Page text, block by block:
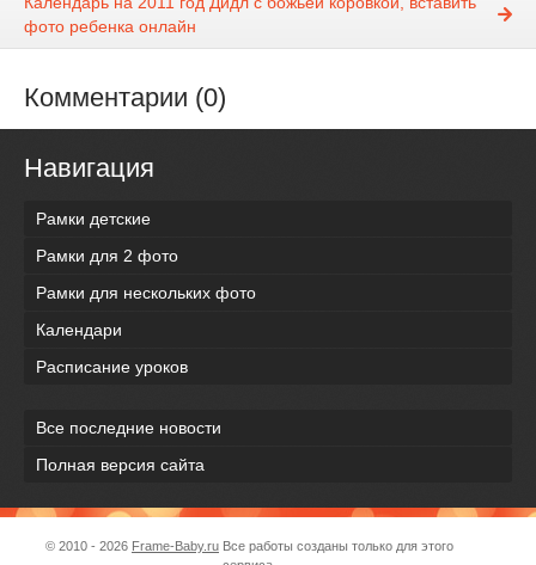
фото ребенка онлайн
Комментарии (0)
Навигация
Рамки детские
Рамки для 2 фото
Рамки для нескольких фото
Календари
Расписание уроков
Все последние новости
Полная версия сайта
© 2010 - 2026 Frame-Baby.ru Все работы созданы только для этого